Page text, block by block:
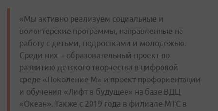
«Мы активно реализуем социальные и
волонтерские программы, направленные на
работу с детьми, подростками и молодежью.
Среди них – образовательный проект по
развитию детского творчества в цифровой
среде «Поколение М» и проект профориентации
и обучения «Лифт в будущее» на базе ВДЦ
«Океан». Также с 2019 года в филиале МТС в